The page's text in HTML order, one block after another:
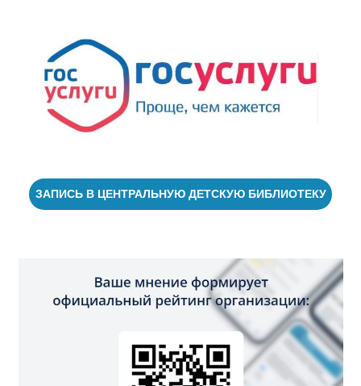
ЗАПИСЬ В ЦЕНТРАЛЬНУЮ ДЕТСКУЮ БИБЛИОТЕКУ